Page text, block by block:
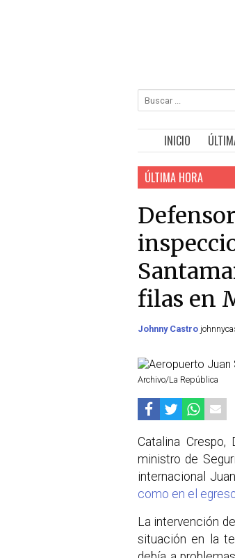
INICIO
ÚLTIMA HORA
filas en
Johnny Castro
Archivo/La República
Catalina
ministro de
internacional
como en el
La intervención
situación en la